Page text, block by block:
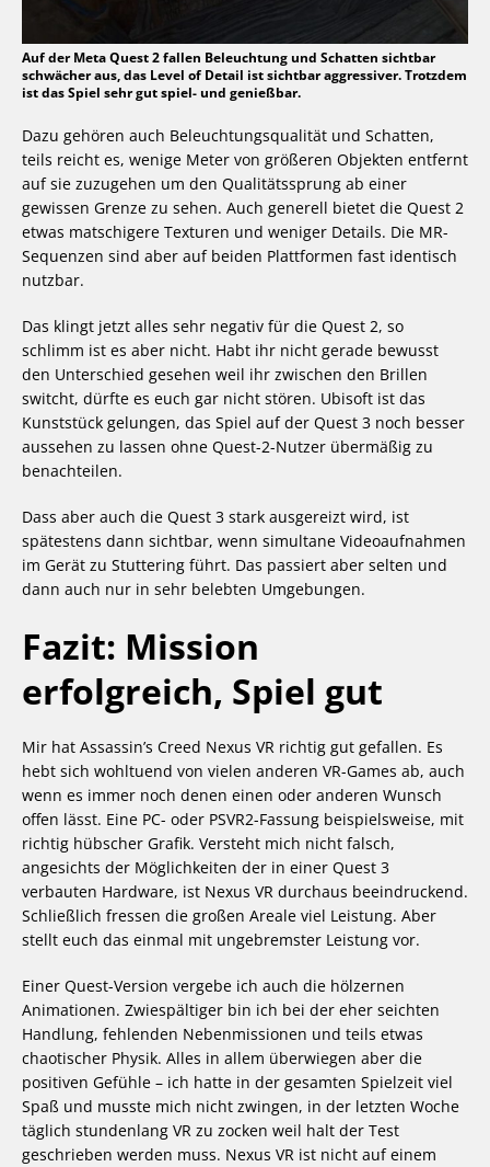
Auf der Meta Quest 2 fallen Beleuchtung und Schatten sichtbar
schwächer aus, das Level of Detail ist sichtbar aggressiver. Trotzdem
ist das Spiel sehr gut spiel- und genießbar.
Dazu gehören auch Beleuchtungsqualität und Schatten,
teils reicht es, wenige Meter von größeren Objekten entfernt
auf sie zuzugehen um den Qualitätssprung ab einer
gewissen Grenze zu sehen. Auch generell bietet die Quest 2
etwas matschigere Texturen und weniger Details. Die MR-
Sequenzen sind aber auf beiden Plattformen fast identisch
nutzbar.
Das klingt jetzt alles sehr negativ für die Quest 2, so
schlimm ist es aber nicht. Habt ihr nicht gerade bewusst
den Unterschied gesehen weil ihr zwischen den Brillen
switcht, dürfte es euch gar nicht stören. Ubisoft ist das
Kunststück gelungen, das Spiel auf der Quest 3 noch besser
aussehen zu lassen ohne Quest-2-Nutzer übermäßig zu
benachteilen.
Dass aber auch die Quest 3 stark ausgereizt wird, ist
spätestens dann sichtbar, wenn simultane Videoaufnahmen
im Gerät zu Stuttering führt. Das passiert aber selten und
dann auch nur in sehr belebten Umgebungen.
Fazit: Mission
erfolgreich, Spiel gut
Mir hat Assassin’s Creed Nexus VR richtig gut gefallen. Es
hebt sich wohltuend von vielen anderen VR-Games ab, auch
wenn es immer noch denen einen oder anderen Wunsch
offen lässt. Eine PC- oder PSVR2-Fassung beispielsweise, mit
richtig hübscher Grafik. Versteht mich nicht falsch,
angesichts der Möglichkeiten der in einer Quest 3
verbauten Hardware, ist Nexus VR durchaus beeindruckend.
Schließlich fressen die großen Areale viel Leistung. Aber
stellt euch das einmal mit ungebremster Leistung vor.
Einer Quest-Version vergebe ich auch die hölzernen
Animationen. Zwiespältiger bin ich bei der eher seichten
Handlung, fehlenden Nebenmissionen und teils etwas
chaotischer Physik. Alles in allem überwiegen aber die
positiven Gefühle – ich hatte in der gesamten Spielzeit viel
Spaß und musste mich nicht zwingen, in der letzten Woche
täglich stundenlang VR zu zocken weil halt der Test
geschrieben werden muss. Nexus VR ist nicht auf einem